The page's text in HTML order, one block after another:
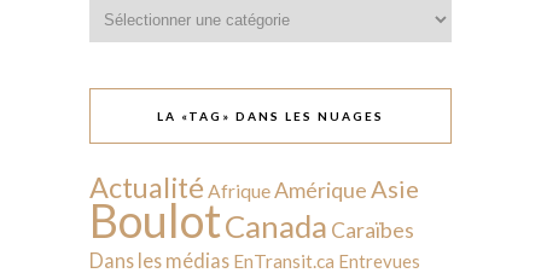
LA «TAG» DANS LES NUAGES
Actualité AfriqueAmérique Asie
BoulotCanada Caraïbes
Dans les médias EnTransit.ca Entrevues